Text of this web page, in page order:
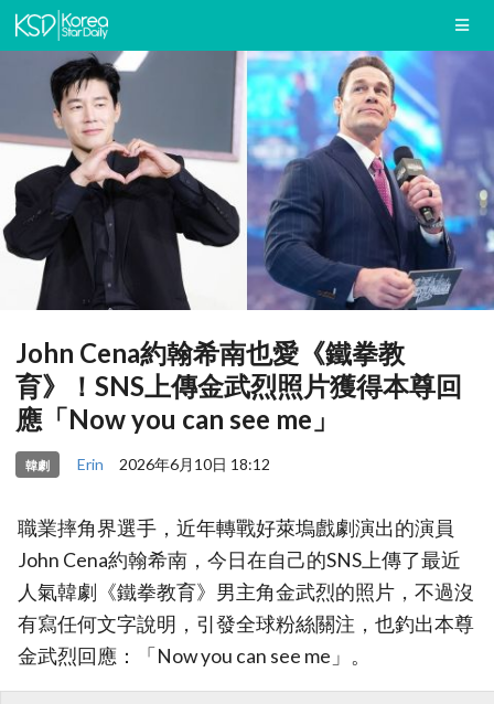
John Cena約翰希南也愛《鐵拳教
育》！SNS上傳金武烈照片獲得本尊回
應「Now you can see me」
韓劇 Erin 2026年6月10日 18:12
職業摔角界選手，近年轉戰好萊塢戲劇演出的演員
John Cena約翰希南，今日在自己的SNS上傳了最近
人氣韓劇《鐵拳教育》男主角金武烈的照片，不過沒
有寫任何文字說明，引發全球粉絲關注，也釣出本尊
金武烈回應：「Now you can see me」。